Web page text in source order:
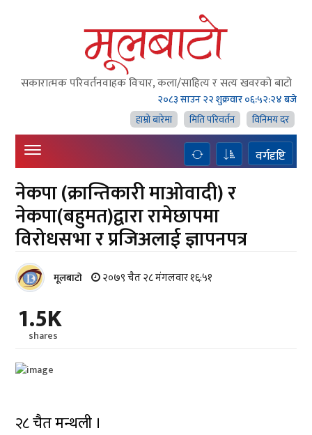
सकारात्मक परिवर्तनवाहक विचार, कला/साहित्य र सत्य खवरको बाटाे
२०८३ साउन २२ शुक्रवार०६:५२:२६ बजे
हाम्राे बारेमा
मिति परिवर्तन विनिमय दर
वर्गदृष्टि
नेकपा (क्रान्तिकारी माओवादी) र
नेकपा(बहुमत)द्वारा रामेछापमा
विरोधसभा र प्रजिअलाई ज्ञापनपत्र
मूलबाटाे २०७९ चैत २८ मंगलवार १६:५१
1.5K
shares
२८ चैत मन्थली ।